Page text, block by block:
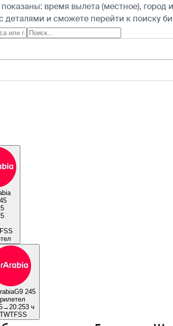
время вылета (местное),
деталями и сможете перейти к поиску
SS
G9 245
→ 20:253 ч
TWTFSS